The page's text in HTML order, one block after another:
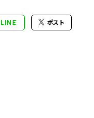
LINE ポスト